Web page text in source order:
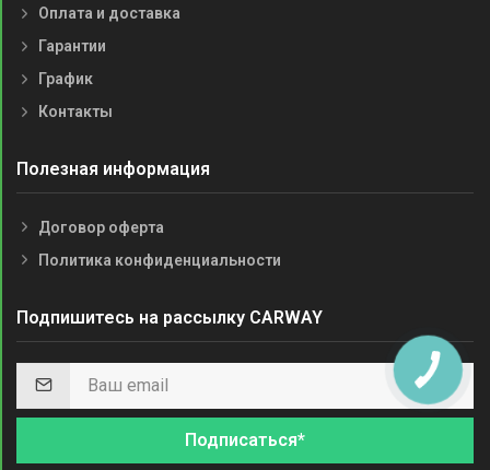
Оплата и доставка
Гарантии
График
Контакты
Полезная информация
Договор оферта
Политика конфиденциальности
Подпишитесь на рассылку CARWAY
Подписаться*